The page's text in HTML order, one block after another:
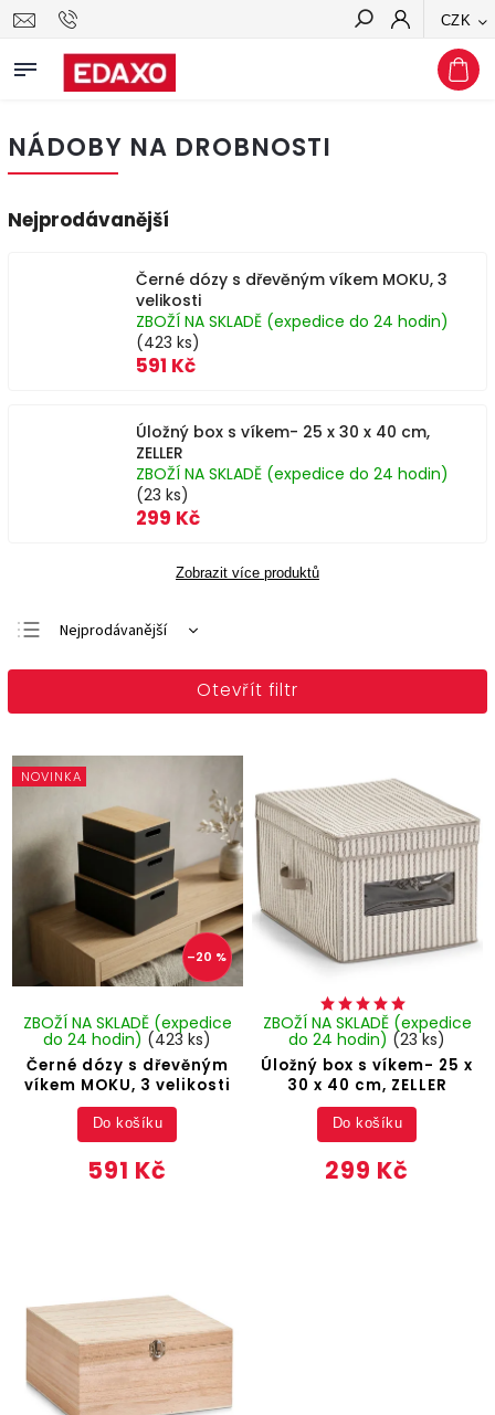
CZK
Hledat
NÁDOBY NA DROBNOSTI
Nejprodávanější
Černé dózy s dřevěným víkem MOKU, 3
velikosti
ZBOŽÍ NA SKLADĚ (expedice do 24 hodin)
(423 ks)
591 Kč
Úložný box s víkem- 25 x 30 x 40 cm,
ZELLER
ZBOŽÍ NA SKLADĚ (expedice do 24 hodin)
(23 ks)
299 Kč
Zobrazit více produktů
Doporučujeme
Nejprodávanější
Abecedně
Otevřít filtr
NOVINKA
–20 %
Černé dózy s dřevěným
víkem MOKU, 3 velikosti
ZBOŽÍ NA SKLADĚ (expedice
do 24 hodin) (423 ks)
591 Kč
Do košíku
Úložný box s víkem- 25 x
30 x 40 cm, ZELLER
ZBOŽÍ NA SKLADĚ (expedice
do 24 hodin) (23 ks)
299 Kč
Do košíku